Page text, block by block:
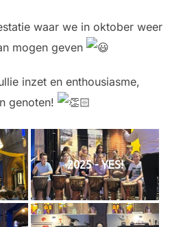
waar we in oktober weer
mogen geven
inzet en enthousiasme,
genoten!
2025 - YES!